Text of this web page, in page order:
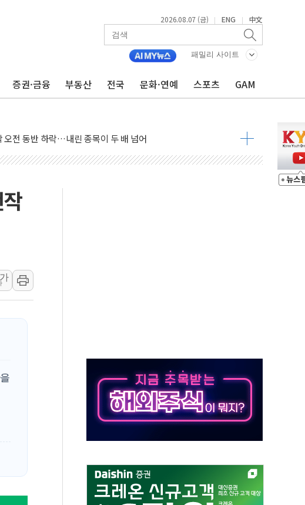
2026.08.07 (금) | ENG | 中文
패밀리 사이트
증권·금융 부동산 전국 문화·연예 스포츠 GAM
인근 도로 4중 추돌…1명 심정지·5명 부상
산서 산불 진화 중...진화헬기 3대 투입
, 상반기 매출 첫 2000억원 돌파
상풍력에 4000억 금융 지원
저 이전 감사 무마' 유병호 구속 기소
오전 동반 하락…내린 종목이 두 배 넘어
대출 풀고 재개발·재건축 촉진하는 것이 부동산 정상화"
검, '尹 관저 이전 감사 무마' 유병호 감사위원 구속 기소
네이버…내년 AI 팩토리 매출 본격화
조원 환시 개입...4월 말 '56조원' 사상 최대
사기 혐의' 차가원 대표 구속 송치
가